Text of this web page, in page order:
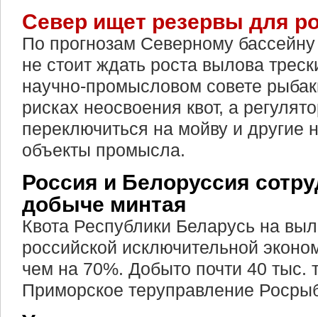
Север ищет резервы для
По прогнозам Северному
не стоит ждать роста вылова
научно-промысловом совете
рисках неосвоения квот, а
переключиться на мойву и другие
объекты промысла.
Россия и Белоруссия
добыче минтая
Квота Республики Беларусь на
российской исключительной
чем на 70%. Добыто почти 40 тыс.
Приморское теруправление